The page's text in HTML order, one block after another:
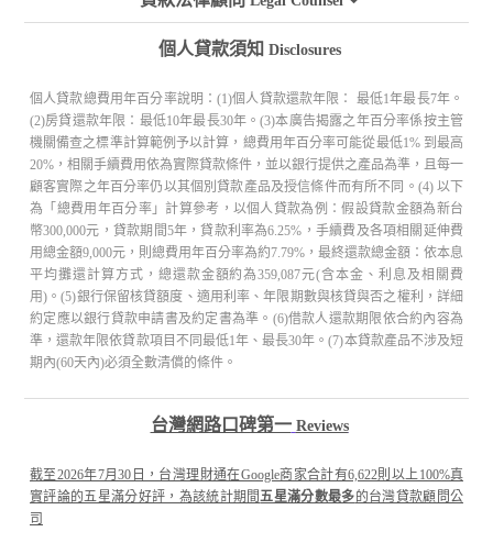
個人貸款須知 Disclosures
個人貸款總費用年百分率說明：(1)個人貸款還款年限： 最低1年最長7年。
(2)房貸還款年限：最低10年最長30年。(3)本廣告揭露之年百分率係按主管
機關備查之標準計算範例予以計算，總費用年百分率可能從最低1% 到最高
20%，相關手續費用依為實際貸款條件，並以銀行提供之產品為準，且每一
顧客實際之年百分率仍以其個別貸款產品及授信條件而有所不同。(4) 以下
為「總費用年百分率」計算參考，以個人貸款為例：假設貸款金額為新台
幣300,000元，貸款期間5年，貸款利率為6.25%，手續費及各項相關延伸費
用總金額9,000元，則總費用年百分率為約7.79%，最終還款總金額：依本息
平均攤還計算方式，總還款金額約為359,087元(含本金、利息及相關費
用)。(5)銀行保留核貸額度、適用利率、年限期數與核貸與否之權利，詳細
約定應以銀行貸款申請書及約定書為準。(6)借款人還款期限依合約內容為
準，還款年限依貸款項目不同最低1年、最長30年。(7)本貸款產品不涉及短
期內(60天內)必須全數清償的條件。
台灣網路口碑第一 Reviews
截至2026年7月30日，台灣理財通在Google商家合計有6,622則以上100%真
實評論的五星滿分好評，為該統計期間 五星滿分數最多的台灣貸款顧問公
司